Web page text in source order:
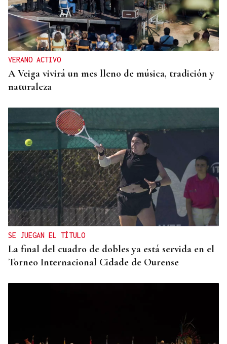
VERANO ACTIVO
A Veiga vivirá un mes lleno de música, tradición y
naturaleza
SE JUEGAN EL TÍTULO
La final del cuadro de dobles ya está servida en el
Torneo Internacional Cidade de Ourense